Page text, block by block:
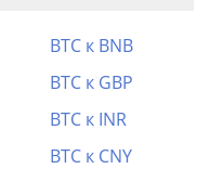
BTC к BNB
BTC к GBP
BTC к INR
BTC к CNY